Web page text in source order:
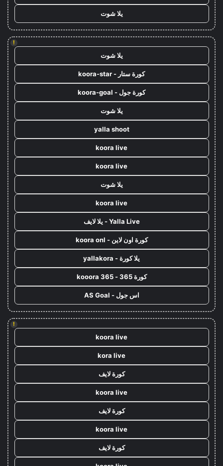
يلا شوت
!
يلا شوت
كورة ستار - koora-star
كورة جول - koora-goal
يلا شوت
yalla shoot
koora live
koora live
يلا شوت
koora live
Yalla Live - يلا لايف
كورة اون لاين - koora onl
يلا كورة - yallakora
كورة 365 - kooora 365
اس جول - AS Goal
!
koora live
kora live
كورة لايف
koora live
كورة لايف
koora live
كورة لايف